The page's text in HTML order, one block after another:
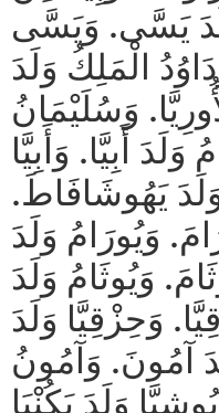
يَسَّى. وَيَسَّى
الْمَلِكُ وَلَدَ
وَسُلَيْمَانُ
أَبِيَّا. وَأَبِيَّا
يَهُوشَافَاطَ.
وَيُورَامُ وَلَدَ
وَيُوثَامُ وَلَدَ
وَحِزْقِيَّا وَلَدَ
آمُونَ. وَآمُونُ
وَلَدَ يَكُنْيَا